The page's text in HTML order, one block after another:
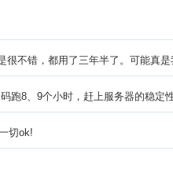
不错，都用了三年半了。可能真是
8、9个小时，赶上服务器的稳定
切ok!